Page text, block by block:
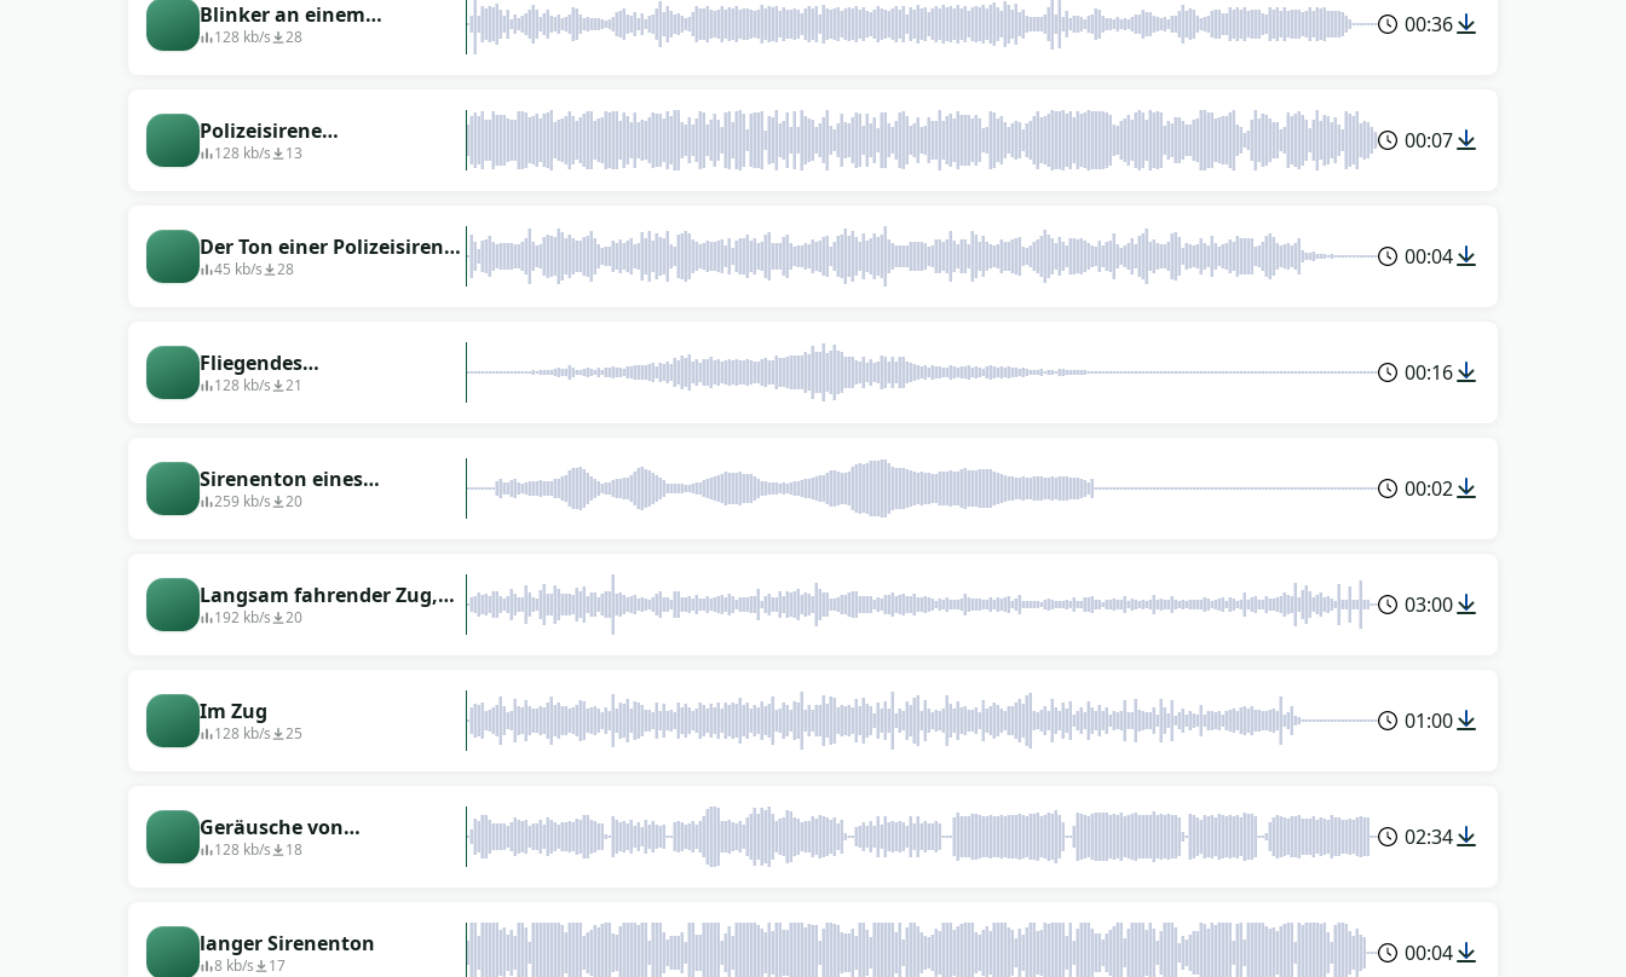
Blinker an einem
Polizeiauto
128 kb/s 28 00:36
Polizeisirene
Quacksalberton mit
128 kb/s 13 00:07
Der Ton einer Polizeisirene
ohne Nebengeräusche
45 kb/s 28 00:04
Fliegendes
Passagierflugzeug
128 kb/s 21 00:16
Sirenenton eines
Polizeiautos (4)
259 kb/s 20 00:02
Langsam fahrender Zug,
Lärm von innen
192 kb/s 20 03:00
Im Zug
128 kb/s 25 01:00
Geräusche von
Krankenwagen, Feuer,
128 kb/s 18 02:34
langer Sirenenton
8 kb/s 17 00:04